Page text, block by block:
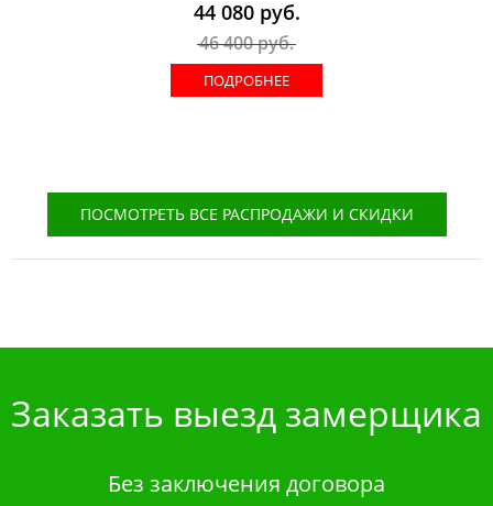
44 080руб.
46 400руб.
ПОДРОБНЕЕ
ПОСМОТРЕТЬ ВСЕ РАСПРОДАЖИ И СКИДКИ
Заказать выезд замерщика
Без заключения договора